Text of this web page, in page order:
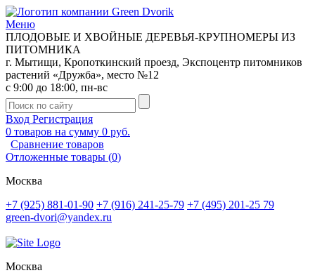
Меню
ПЛОДОВЫЕ И ХВОЙНЫЕ ДЕРЕВЬЯ-КРУПНОМЕРЫ ИЗ
ПИТОМНИКА
г. Мытищи, Кропоткинский проезд, Экспоцентр питомников
растений «Дружба», место №12
с 9:00 до 18:00, пн-вс
Вход Регистрация
0 товаров на сумму 0 руб.
Сравнение товаров
Отложенные товары (0)
Москва
+7 (925) 881-01-90 +7 (916) 241-25-79 +7 (495) 201-25 79
green-dvori@yandex.ru
Москва